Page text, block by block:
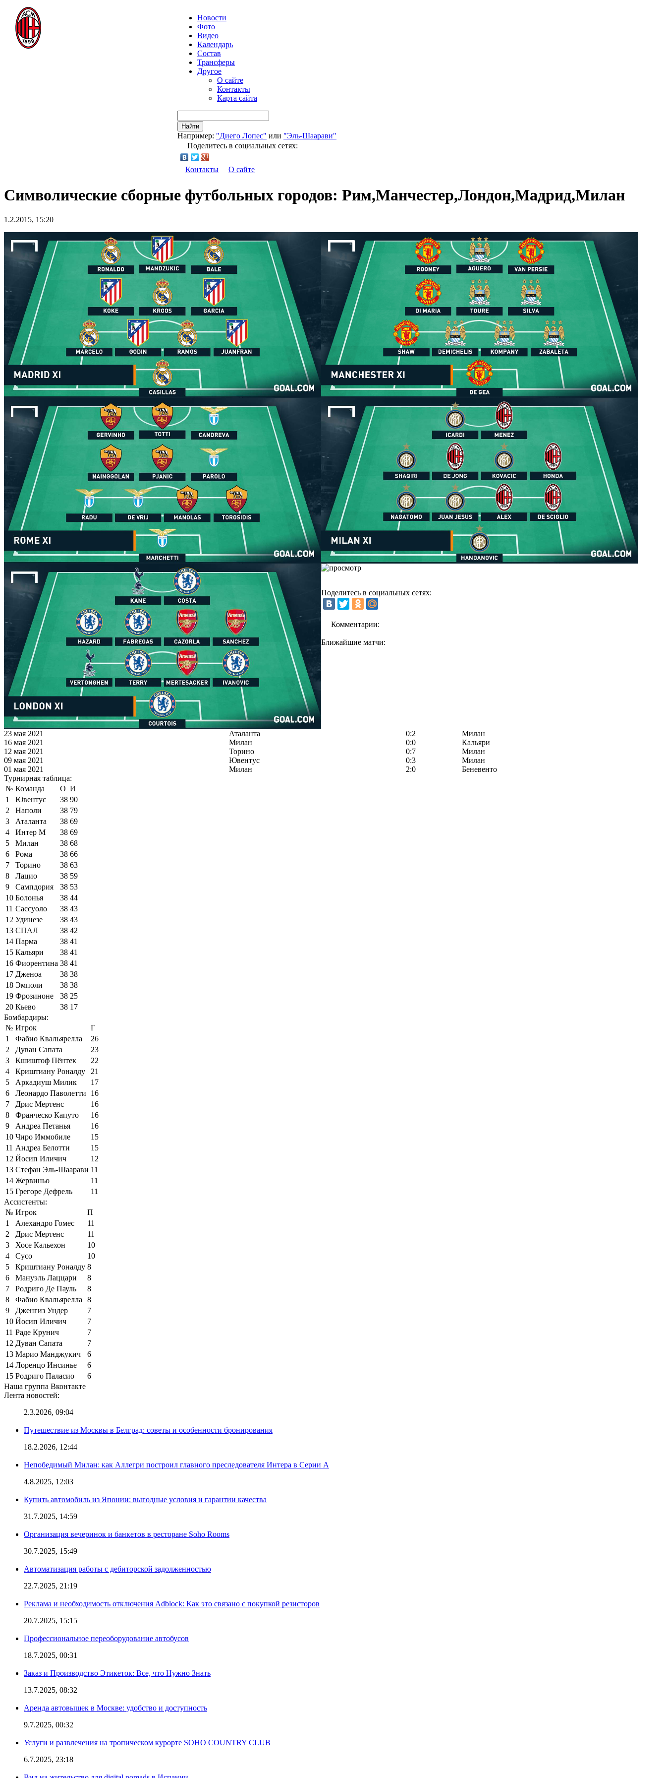
Новости
Фото
Видео
Календарь
Состав
Трансферы
Другое
О сайте
Контакты
Карта сайта
Найти
Например: "Диего Лопес" или "Эль-Шаарави"
Поделитесь в социальных сетях:
Контакты О сайте
Символические сборные футбольных городов: Рим,Манчестер,Лондон,Мадрид,Милан
1.2.2015, 15:20
Поделитесь в социальных сетях:
Комментарии:
Ближайшие матчи:
23 мая 2021 Аталанта 0:2
Милан
16 мая 2021
Милан 0:0
Кальяри
12 мая 2021
Торино 0:7
Милан
09 мая 2021
Ювентус 0:3
Милан
01 мая 2021
Милан 2:0
Беневенто
Турнирная таблица:
№ Команда О И
1
Ювентус 38 90
2
Наполи 38 79
3
Аталанта 38 69
4
Интер М 38 69
5
Милан 38 68
6
Рома 38 66
7
Торино 38 63
8
Лацио 38 59
9
Сампдория 38 53
10 Болонья 38 44
11 Сассуоло 38 43
12 Удинезе 38 43
13 СПАЛ 38 42
14 Парма 38 41
15 Кальяри 38 41
16 Фиорентина 38 41
17 Дженоа 38 38
18 Эмполи 38 38
19 Фрозиноне 38 25
20 Кьево 38 17
Бомбардиры:
№ Игрок
Г
1
Фабио Квальярелла
26
2
Дуван Сапата
23
3
Кшиштоф Пёнтек
22
4
Криштиану Роналду
21
5
Аркадиуш Милик
17
6
Леонардо Паволетти
16
7
Дрис Мертенс
16
8
Франческо Капуто
16
9
Андреа Петанья
16
10 Чиро Иммобиле
15
11 Андреа Белотти
15
12 Йосип Иличич
12
13 Стефан Эль-Шаарави 11
14 Жервиньо
11
15 Грегоре Дефрель
11
Ассистенты:
№ Игрок
П
1
Алехандро Гомес
11
2
Дрис Мертенс
11
3
Хосе Кальехон
10
4
Сусо
10
5
Криштиану Роналду 8
6
Мануэль Лаццари
8
7
Родриго Де Пауль
8
8
Фабио Квальярелла
8
9
Дженгиз Ундер
7
10 Йосип Иличич
7
11 Раде Крунич
7
12 Дуван Сапата
7
13 Марио Манджукич
6
14 Лоренцо Инсинье
6
15 Родриго Паласио
6
Наша группа Вконтакте
Лента новостей:
2.3.2026, 09:04
Путешествие из Москвы в Белград: советы и особенности бронирования
18.2.2026, 12:44
Непобедимый Милан: как Аллегри построил главного преследователя Интера в Серии А
4.8.2025, 12:03
Купить автомобиль из Японии: выгодные условия и гарантии качества
31.7.2025, 14:59
Организация вечеринок и банкетов в ресторане Soho Rooms
30.7.2025, 15:49
Автоматизация работы с дебиторской задолженностью
22.7.2025, 21:19
Реклама и необходимость отключения Adblock: Как это связано с покупкой резисторов
20.7.2025, 15:15
Профессиональное переоборудование автобусов
18.7.2025, 00:31
Заказ и Производство Этикеток: Все, что Нужно Знать
13.7.2025, 08:32
Аренда автовышек в Москве: удобство и доступность
9.7.2025, 00:32
Услуги и развлечения на тропическом курорте SOHO COUNTRY CLUB
6.7.2025, 23:18